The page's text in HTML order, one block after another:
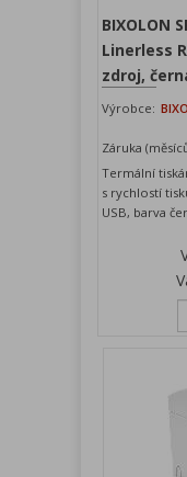
BIXOLON
Linerless
zdroj,
Výrobce:
Záruka
Termální
s rychlostí
USB, barva